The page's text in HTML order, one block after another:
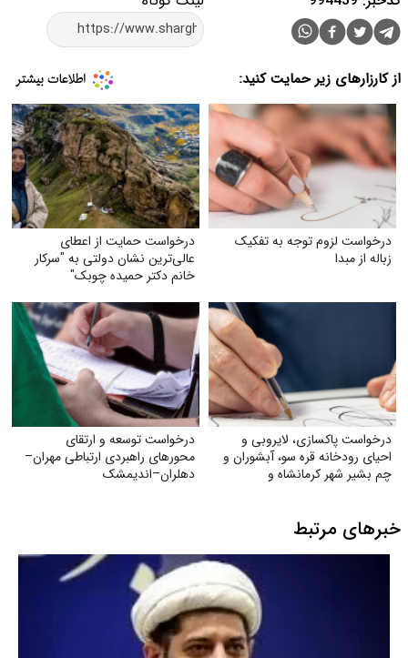
از کارزارهای زیر حمایت کنید:
درخواست لزوم توجه به تفکیک
زباله از مبدا
درخواست حمایت از اعطای
عالی‌ترین نشان دولتی به "سرکار
خانم دکتر حمیده چوبک"
درخواست پاکسازی، لایروبی و
احیای رودخانه قره سو، آبشوران و
چم بشیر شهر کرمانشاه و
درخواست توسعه و ارتقای
محورهای راهبردی ارتباطی مهران–
دهلران–اندیمشک
خبرهای مرتبط